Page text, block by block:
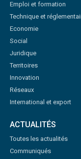
Emploi et formation
Technique et
Economie
Social
Juridique
Territoires
Innovation
Réseaux
International et export
ACTUALITÉS
Toutes les actualités
Communiqués